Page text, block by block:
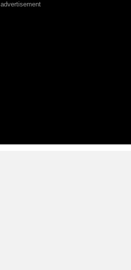
advertisement